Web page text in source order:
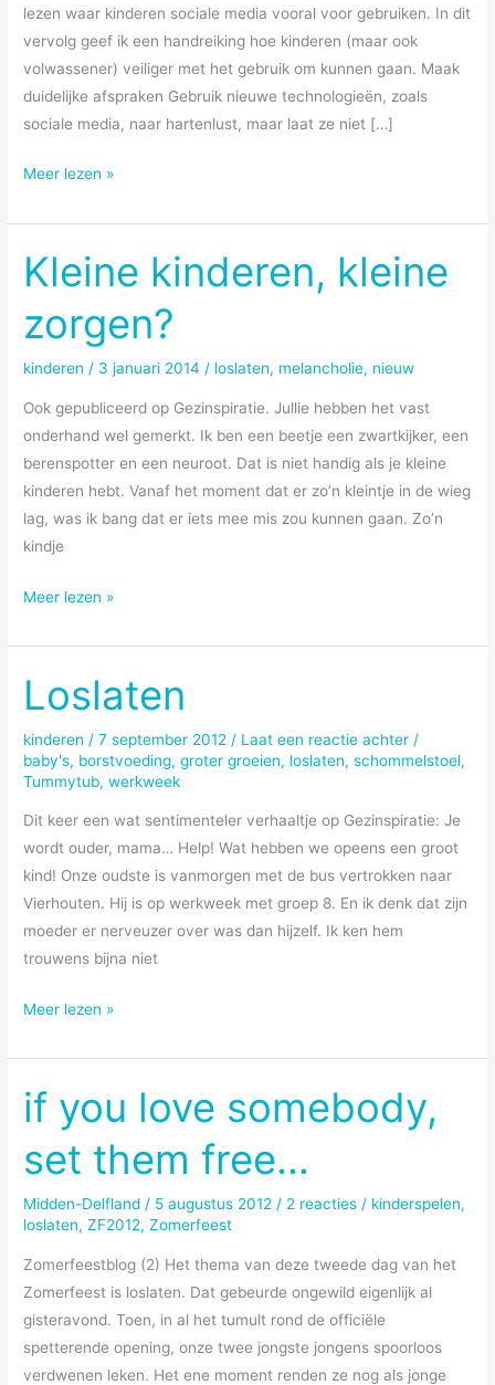
lezen waar kinderen sociale media vooral voor gebruiken. In dit
vervolg geef ik een handreiking hoe kinderen (maar ook
volwassener) veiliger met het gebruik om kunnen gaan. Maak
duidelijke afspraken Gebruik nieuwe technologieën, zoals
sociale media, naar hartenlust, maar laat ze niet […]
Social
dat
is
toch
voor
kinderen
Meer lezen »
Kleine kinderen, kleine
zorgen?
kinderen / 3 januari 2014/ loslaten, melancholie, nieuw
Ook gepubliceerd op Gezinspiratie. Jullie hebben het vast
onderhand wel gemerkt. Ik ben een beetje een zwartkijker, een
berenspotter en een neuroot. Dat is niet handig als je kleine
kinderen hebt. Vanaf het moment dat er zo’n kleintje in de wieg
lag, was ik bang dat er iets mee mis zou kunnen gaan. Zo’n
kindje
Kleine
kleine
zorgen?
Meer lezen »
Loslaten
kinderen /7 september 2012 / Laat een reactie achter /
baby's, borstvoeding,groter groeien, loslaten,schommelstoel,
Tummytub,werkweek
Dit keer een wat sentimenteler verhaaltje op Gezinspiratie: Je
wordt ouder, mama… Help! Wat hebben we opeens een groot
kind! Onze oudste is vanmorgen met de bus vertrokken naar
Vierhouten. Hij is op werkweek met groep 8. En ik denk dat zijn
moeder er nerveuzer over was dan hijzelf. Ik ken hem
trouwens bijna niet
Loslaten
Meer lezen »
if you love somebody,
set them free…
Midden-Delfland / 5 augustus 2012/ 2 reacties / kinderspelen,
loslaten,ZF2012,Zomerfeest
Zomerfeestblog (2) Het thema van deze tweede dag van het
Zomerfeest is loslaten. Dat gebeurde ongewild eigenlijk al
gisteravond. Toen, in al het tumult rond de officiële
spetterende opening, onze twee jongste jongens spoorloos
verdwenen leken. Het ene moment renden ze nog als jonge